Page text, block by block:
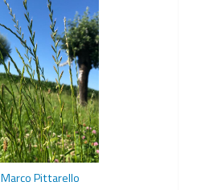
Marco Pittarello